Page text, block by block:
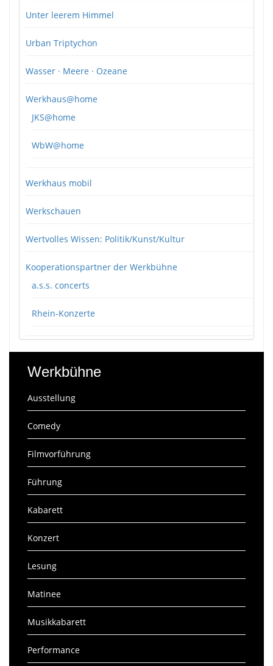
Unter leerem Himmel
Urban Triptychon
Wasser · Meere · Ozeane
Werkhaus@home
JKS@home
WbW@home
Werkhaus mobil
Werkschauen
Wertvolles Wissen: Politik/Kunst/Kultur
Kooperationspartner der Werkbühne
a.s.s. concerts
Rhein-Konzerte
Werkbühne
Ausstellung
Comedy
Filmvorführung
Führung
Kabarett
Konzert
Lesung
Matinee
Musikkabarett
Performance